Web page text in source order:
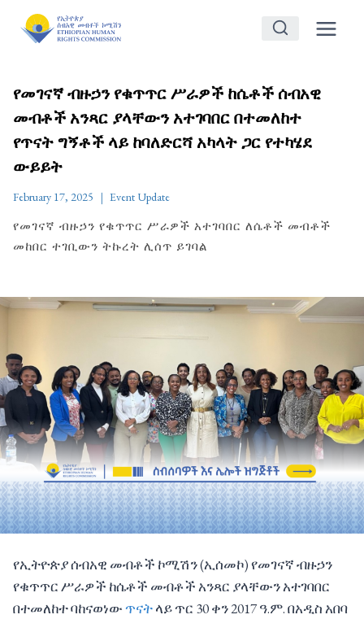
የመገናኛ ብዙኃን የቁጥጥር ሥራዎች ከሴቶች ሰብአዊ
መብቶች አንጻር ያላቸውን አተገባበር በተመለከተ
የጥናት ግኝቶች ላይ ከባለድርሻ አካላት ጋር የተካሄደ
ውይይት
February 17, 2025 Event Update
የመገናኛ ብዙኃን የቁጥጥር ሥራዎች አተገባበር ለሴቶች መብቶች
መከበር ተገቢውን ትኩረት ሊሰጥ ይገባል
የኢትዮጵያ ሰብአዊ መብቶች ኮሚሽን (ኢሰመኮ) የመገናኛ ብዙኃን
የቁጥጥር ሥራዎች ከሴቶች መብቶች አንጻር ያላቸውን አተገባበር
በተመለከተ ባከናወነውጥናትላይ ጥር 30 ቀን 2017 ዓ.ም. በአዲስ አበባ